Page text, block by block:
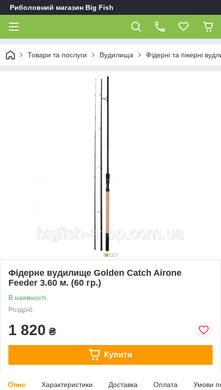
Риболовний магазин Big Fish
Товари та послуги Вудилища Фідерні та пікерні
Фідерне вудилище Golden Catch Airone
Feeder 3.60 м. (60 гр.)
В наявності
Роздріб
1 820 ₴
Купити
Опис Характеристики Доставка Оплата Умови